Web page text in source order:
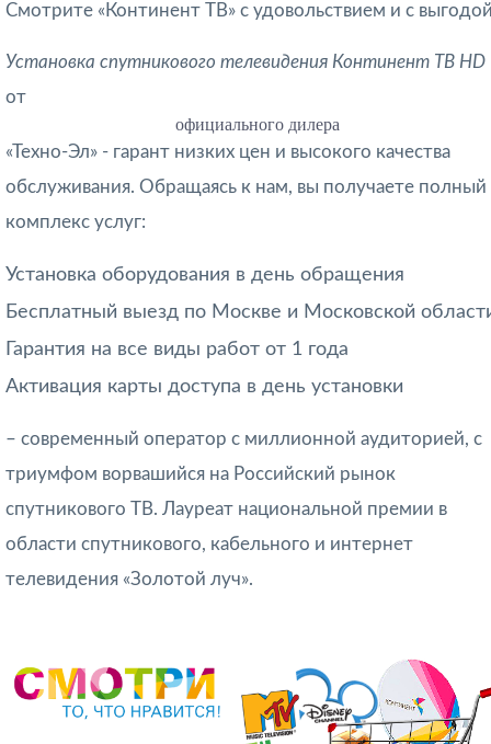
Смотрите «Континент ТВ» с удовольствием и с
Установка спутникового телевидения Континент ТВ HD
от
официального дилера
«Техно-Эл» - гарант низких цен и высокого качества
обслуживания. Обращаясь к нам, вы получаете полный
комплекс услуг:
Установка оборудования в день обращения
Бесплатный выезд по Москве и Московской
Гарантия на все виды работ от 1 года
Активация карты доступа в день установки
– современный оператор с миллионной аудиторией, с
триумфом ворвашийся на Российский рынок
спутникового ТВ. Лауреат национальной премии в
области спутникового, кабельного и интернет
телевидения «Золотой луч».